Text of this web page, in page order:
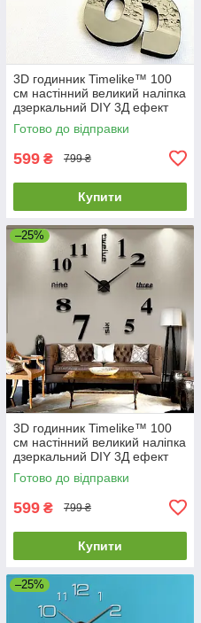
3D годинник Timelike™ 100
см настінний великий наліпка
дзеркальний DIY 3Д ефект
Арабські2-Gr в їдальню сірий
Готово до відправки
599 ₴ 799 ₴
Купити
–25%
3D годинник Timelike™ 100
см настінний великий наліпка
дзеркальний DIY 3Д ефект
Написи-B чорний
Готово до відправки
599 ₴ 799 ₴
Купити
–25%